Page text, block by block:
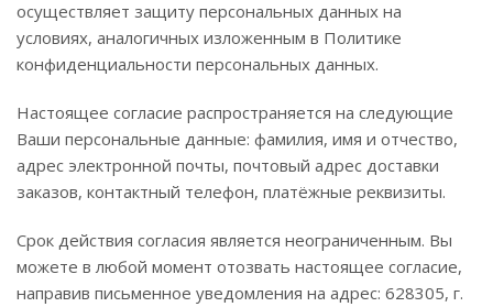
осуществляет защиту персональных данных на
условиях, аналогичных изложенным в Политике
конфиденциальности персональных данных.
Настоящее согласие распространяется на следующие
Ваши персональные данные: фамилия, имя и отчество,
адрес электронной почты, почтовый адрес доставки
заказов, контактный телефон, платёжные реквизиты.
Срок действия согласия является неограниченным. Вы
можете в любой момент отозвать настоящее согласие,
направив письменное уведомления на адрес: 628305, г.